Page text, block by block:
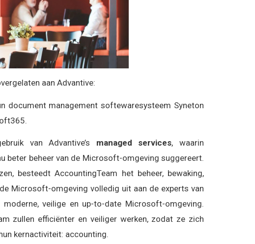
aan Advantive:
document management softewaresysteem Syneton
van Advantive’s managed services, waarin
beter beheer van de Microsoft-omgeving suggereert.
besteedt AccountingTeam het beheer, bewaking,
Microsoft-omgeving volledig uit aan de experts van
veilige en up-to-date Microsoft-omgeving.
zullen efficiënter en veiliger werken, zodat ze zich
kernactiviteit: accounting.